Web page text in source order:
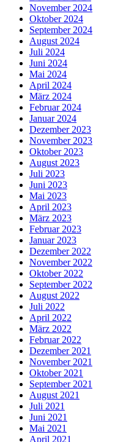
November 2024
Oktober 2024
September 2024
August 2024
Juli 2024
Juni 2024
Mai 2024
April 2024
März 2024
Februar 2024
Januar 2024
Dezember 2023
November 2023
Oktober 2023
August 2023
Juli 2023
Juni 2023
Mai 2023
April 2023
März 2023
Februar 2023
Januar 2023
Dezember 2022
November 2022
Oktober 2022
September 2022
August 2022
Juli 2022
April 2022
März 2022
Februar 2022
Dezember 2021
November 2021
Oktober 2021
September 2021
August 2021
Juli 2021
Juni 2021
Mai 2021
April 2021